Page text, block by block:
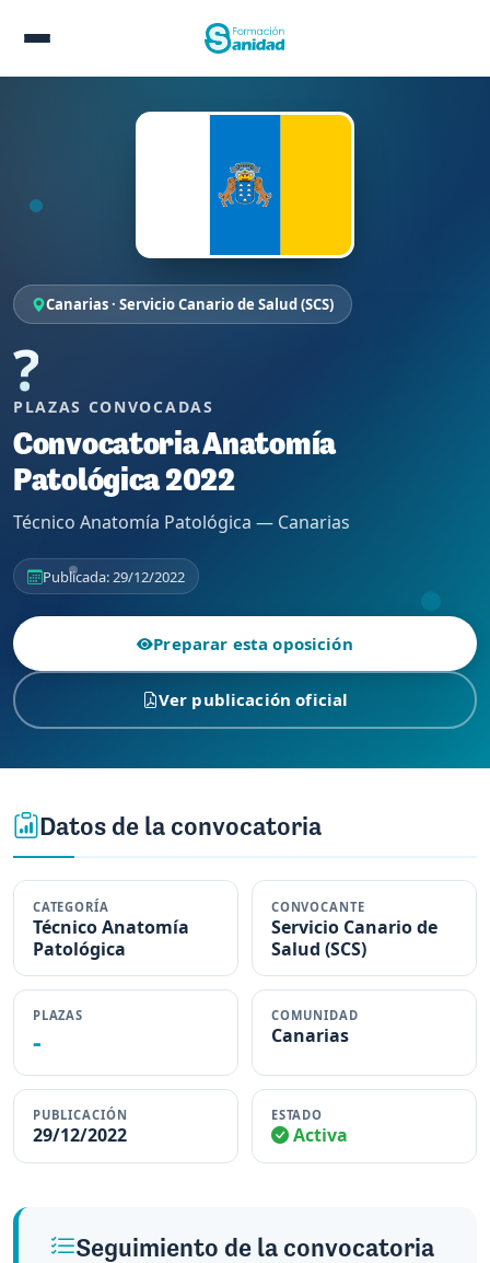
Canarias · Servicio Canario de Salud (SCS)
?
PLAZAS CONVOCADAS
Convocatoria Anatomía
Patológica 2022
Técnico Anatomía Patológica — Canarias
Publicada: 29/12/2022
Preparar esta oposición
Ver publicación oficial
Datos de la convocatoria
CATEGORÍA
Técnico Anatomía
Patológica
CONVOCANTE
Servicio Canario de
Salud (SCS)
PLAZAS
-
COMUNIDAD
Canarias
PUBLICACIÓN
29/12/2022
ESTADO
Activa
Seguimiento de la convocatoria